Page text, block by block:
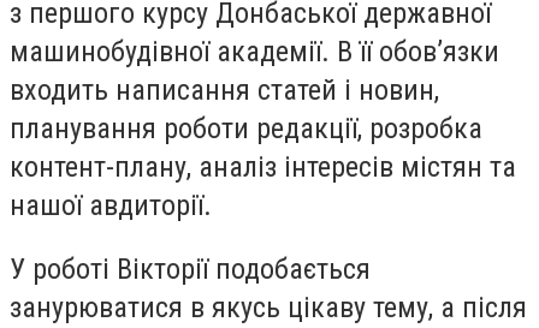
з першого курсу Донбаської державної
машинобудівної академії. В її обовʼязки
входить написання статей і новин,
планування роботи редакції, розробка
контент-плану, аналіз інтересів містян та
нашої авдиторії.
У роботі Вікторії подобається
занурюватися в якусь цікаву тему, а після